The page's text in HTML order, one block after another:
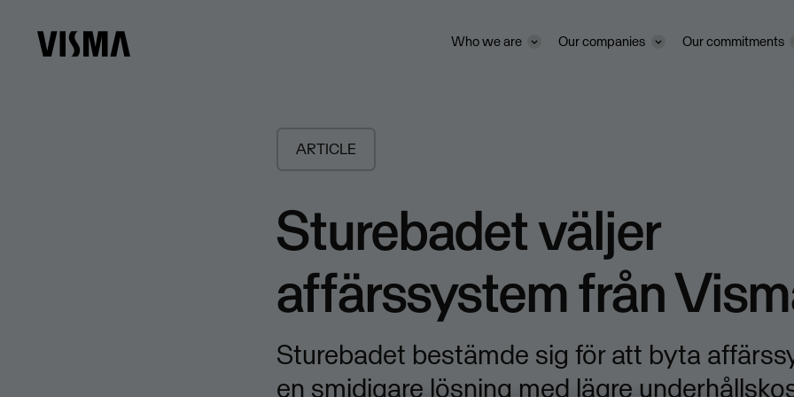
Who we are Our companies Our commitments
ARTICLE
​Sturebadet väljer
affärssystem från
Sturebadet bestämde sig för att byta
en smidigare lösning med lägre